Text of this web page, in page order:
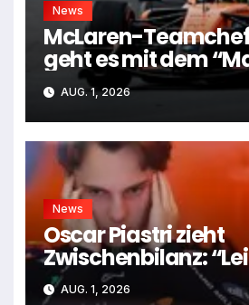
News
McLaren-
geht es mit dem
Flügel weiter
AUG. 1, 2026
News
Oscar Piastri zieht
Zwischenbilanz:
Tiefen als Höhen”
AUG. 1, 2026